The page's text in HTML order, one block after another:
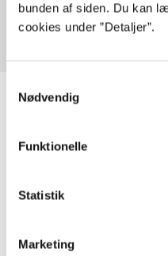
bunden af siden. Du kan
cookies under ”Detaljer”.
Nødvendig
Funktionelle
Statistik
Marketing
Artikler